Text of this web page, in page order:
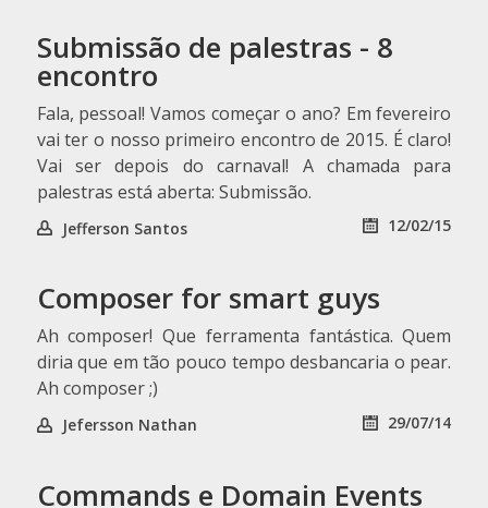
Submissão de palestras - 8
encontro
Fala, pessoal! Vamos começar o ano? Em fevereiro
vai ter o nosso primeiro encontro de 2015. É claro!
Vai ser depois do carnaval! A chamada para
palestras está aberta: Submissão.
Jefferson Santos 12/02/15
Composer for smart guys
Ah composer! Que ferramenta fantástica. Quem
diria que em tão pouco tempo desbancaria o pear.
Ah composer ;)
Jefersson Nathan 29/07/14
Commands e Domain Events